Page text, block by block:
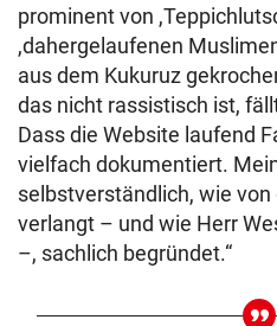
prominent von
,dahergelaufenen
aus dem Kukuruz
das nicht rassistisch ist,
Dass die Website laufend
vielfach dokumentiert.
selbstverständlich, wie von
verlangt – und wie Herr
–, sachlich begründet.“